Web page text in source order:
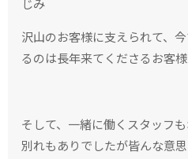
じみ
沢山のお客様に支えられて、
るのは長年来てくださるお客
そして、一緒に働くスタッフ
別れもありでしたが皆んな意